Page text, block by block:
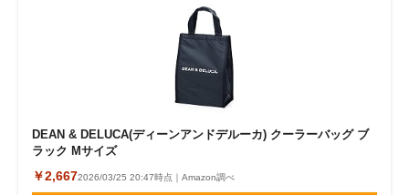
DEAN & DELUCA(ディーンアンドデルーカ) クーラーバッグ ブ
ラック Mサイズ
￥2,6672026/03/25 20:47時点｜Amazon調べ